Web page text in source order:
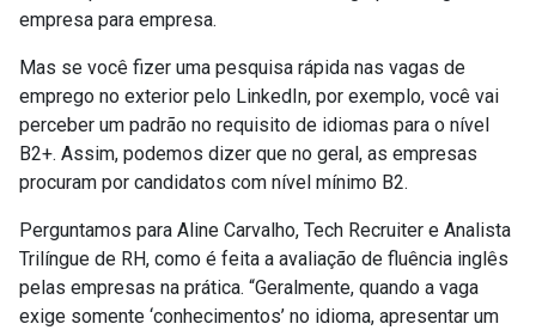
empresa para empresa.
Mas se você fizer uma pesquisa rápida nas vagas de
emprego no exterior pelo LinkedIn, por exemplo, você vai
perceber um padrão no requisito de idiomas para o nível
B2+. Assim, podemos dizer que no geral, as empresas
procuram por candidatos com nível mínimo B2.
Perguntamos para Aline Carvalho, Tech Recruiter e Analista
Trilíngue de RH, como é feita a avaliação de fluência inglês
pelas empresas na prática. “Geralmente, quando a vaga
exige somente ‘conhecimentos’ no idioma, apresentar um